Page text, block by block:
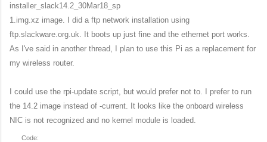
installer_slack14.2_30Mar18_sp
1.img.xz image. I did a ftp network installation using
ftp.slackware.org.uk. It boots up just fine and the ethernet port works.
As I've said in another thread, I plan to use this Pi as a replacement for
my wireless router.
I could use the rpi-update script, but would prefer not to. I prefer to run
the 14.2 image instead of -current. It looks like the onboard wireless
NIC is not recognized and no kernel module is loaded.
Code: